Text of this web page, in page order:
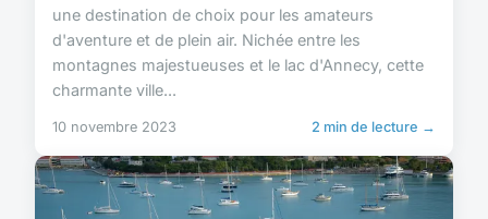
une destination de choix pour les amateurs
d'aventure et de plein air. Nichée entre les
montagnes majestueuses et le lac d'Annecy, cette
charmante ville...
10 novembre 2023 2 min de lecture →